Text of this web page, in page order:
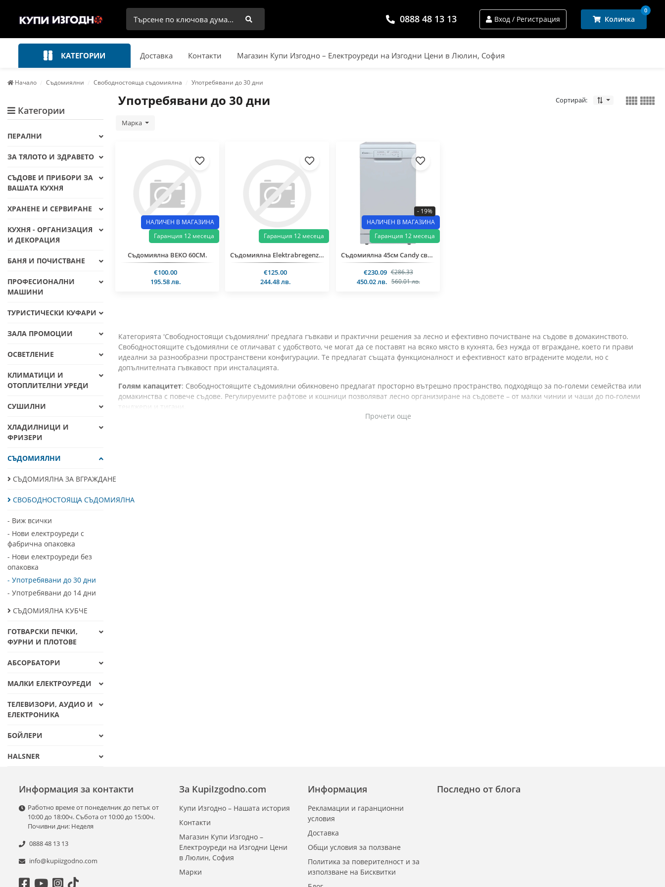
Търси 0888 48 13 13 Вход / Регистрация Количка
0
КАТЕГОРИИ Доставка Контакти Магазин Купи Изгодно – Електроуреди на Изгодни Цени в Люлин, София
Начало Съдомиялни Свободностояща съдомиялна Употребявани до 30 дни
Категории
ПЕРАЛНИ
ЗА ТЯЛОТО И ЗДРАВЕТО
СЪДОВЕ И ПРИБОРИ ЗА
ВАШАТА КУХНЯ
ХРАНЕНЕ И СЕРВИРАНЕ
КУХНЯ - ОРГАНИЗАЦИЯ
И ДЕКОРАЦИЯ
БАНЯ И ПОЧИСТВАНЕ
ПРОФЕСИОНАЛНИ
МАШИНИ
ТУРИСТИЧЕСКИ КУФАРИ
ЗАЛА ПРОМОЦИИ
ОСВЕТЛЕНИЕ
КЛИМАТИЦИ И
ОТОПЛИТЕЛНИ УРЕДИ
СУШИЛНИ
ХЛАДИЛНИЦИ И
ФРИЗЕРИ
СЪДОМИЯЛНИ
СЪДОМИЯЛНА ЗА ВГРАЖДАНЕ
СВОБОДНОСТОЯЩА СЪДОМИЯЛНА
- Виж всички
- Нови електроуреди с
фабрична опаковка
- Нови електроуреди без
опаковка
- Употребявани до 30 дни
- Употребявани до 14 дни
СЪДОМИЯЛНА КУБЧЕ
ГОТВАРСКИ ПЕЧКИ,
ФУРНИ И ПЛОТОВЕ
АБСОРБАТОРИ
МАЛКИ ЕЛЕКТРОУРЕДИ
ТЕЛЕВИЗОРИ, АУДИО И
ЕЛЕКТРОНИКА
БОЙЛЕРИ
HALSNER
Употребявани до 30 дни Сортирай:
Марка
НАЛИЧЕН В МАГАЗИНА
Гаранция 12 месеца
Съдомиялна BEKO 60СМ.
€100.00
195.58 лв.
Гаранция 12 месеца
Съдомиялна Elektrabregenz 60см.
€125.00
244.48 лв.
НАЛИЧЕН В МАГАЗИНА
Гаранция 12 месеца
Съдомиялна 45см Candy свободностояща
€230.09 €286.33
- 19%
450.02 лв. 560.01 лв.
Категорията 'Свободностоящи съдомиялни' предлага гъвкави и практични решения за лесно и ефективно почистване на съдове в домакинството.
Свободностоящите съдомиялни се отличават с удобството, че могат да се поставят на всяко място в кухнята, без нужда от вграждане, което ги прави
идеални за разнообразни пространствени конфигурации. Те предлагат същата функционалност и ефективност като вградените модели, но с
допълнителната гъвкавост при инсталацията.
Голям капацитет: Свободностоящите съдомиялни обикновено предлагат просторно вътрешно пространство, подходящо за по-големи семейства или
домакинства с повече съдове. Регулируемите рафтове и кошници позволяват лесно организиране на съдовете – от малки чинии и чаши до по-големи
тенджери и тигани.
'половин зареждане', което позволява икономично измиване на по-малко количество съдове.
Прочети още
Информация за контакти
Работно време от понеделник до петък от
10:00 до 18:00ч. Събота от 10:00 до 15:00ч.
Почивни дни: Неделя
0888 48 13 13
info@kupiizgodno.com
Информация
Рекламации и гаранционни
условия
Доставка
Общи условия за ползване
Политика за поверителност и за
използване на Бисквитки
За KupiIzgodno.com
Купи Изгодно – Нашата история
Контакти
Магазин Купи Изгодно –
Електроуреди на Изгодни Цени
в Люлин, София
Марки
Последно от блога